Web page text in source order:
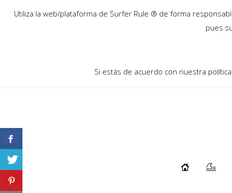
30
Utiliza la web/plataforma de Surfer Rule ® de forma
pues
Si estás de acuerdo con nuestra